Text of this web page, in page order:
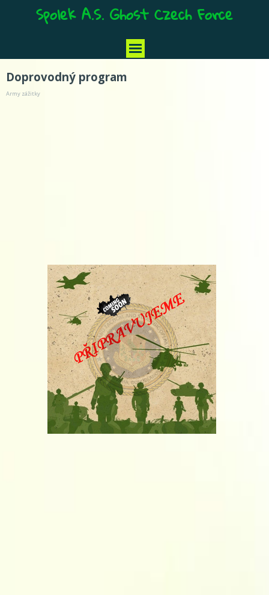
Spolek A.S. Ghost Czech Force
Doprovodný program
Army zážitky